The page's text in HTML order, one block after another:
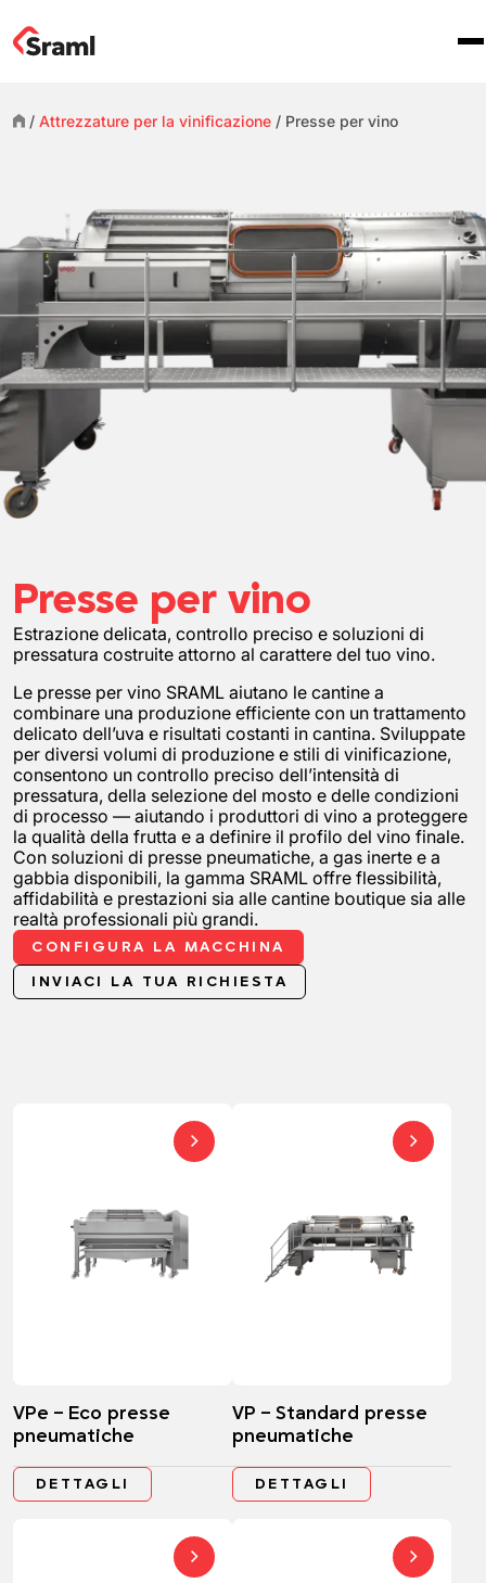
/ Attrezzature per la vinificazione / Presse per vino
Presse per vino
Estrazione delicata, controllo preciso e soluzioni di
pressatura costruite attorno al carattere del tuo vino.
Le presse per vino SRAML aiutano le cantine a
combinare una produzione efficiente con un trattamento
delicato dell’uva e risultati costanti in cantina. Sviluppate
per diversi volumi di produzione e stili di vinificazione,
consentono un controllo preciso dell’intensità di
pressatura, della selezione del mosto e delle condizioni
di processo — aiutando i produttori di vino a proteggere
la qualità della frutta e a definire il profilo del vino finale.
Con soluzioni di presse pneumatiche, a gas inerte e a
gabbia disponibili, la gamma SRAML offre flessibilità,
affidabilità e prestazioni sia alle cantine boutique sia alle
realtà professionali più grandi.
CONFIGURA LA MACCHINA
INVIACI LA TUA RICHIESTA
VPe – Eco presse
pneumatiche
DETTAGLI
VP – Standard presse
pneumatiche
DETTAGLI